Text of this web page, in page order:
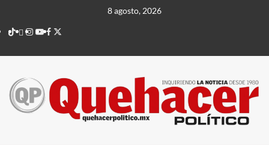
contenido
8 agosto, 2026
TikTok
threads
Instagram
Youtube
Facebook
X